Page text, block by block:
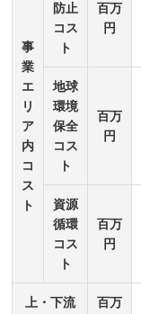
事
業
エ
リ
ア
内
コ
ス
ト
防止
コス
ト
百万
円
地球
環境
保全
コス
ト
百万
円
資源
循環
コス
ト
百万
円
上・下流
百万